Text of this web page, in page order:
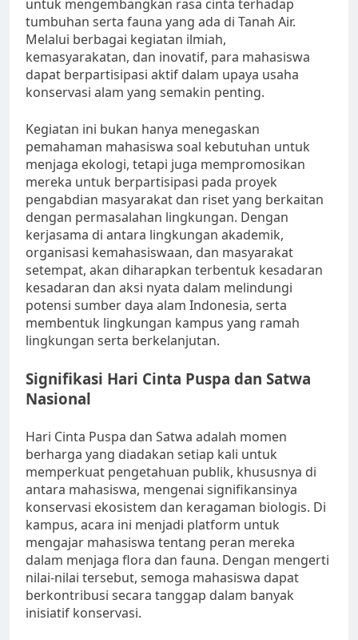
untuk mengembangkan rasa cinta terhadap
tumbuhan serta fauna yang ada di Tanah Air.
Melalui berbagai kegiatan ilmiah,
kemasyarakatan, dan inovatif, para mahasiswa
dapat berpartisipasi aktif dalam upaya usaha
konservasi alam yang semakin penting.
Kegiatan ini bukan hanya menegaskan
pemahaman mahasiswa soal kebutuhan untuk
menjaga ekologi, tetapi juga mempromosikan
mereka untuk berpartisipasi pada proyek
pengabdian masyarakat dan riset yang berkaitan
dengan permasalahan lingkungan. Dengan
kerjasama di antara lingkungan akademik,
organisasi kemahasiswaan, dan masyarakat
setempat, akan diharapkan terbentuk kesadaran
kesadaran dan aksi nyata dalam melindungi
potensi sumber daya alam Indonesia, serta
membentuk lingkungan kampus yang ramah
lingkungan serta berkelanjutan.
Signifikasi Hari Cinta Puspa dan Satwa
Nasional
Hari Cinta Puspa dan Satwa adalah momen
berharga yang diadakan setiap kali untuk
memperkuat pengetahuan publik, khususnya di
antara mahasiswa, mengenai signifikansinya
konservasi ekosistem dan keragaman biologis. Di
kampus, acara ini menjadi platform untuk
mengajar mahasiswa tentang peran mereka
dalam menjaga flora dan fauna. Dengan mengerti
nilai-nilai tersebut, semoga mahasiswa dapat
berkontribusi secara tanggap dalam banyak
inisiatif konservasi.